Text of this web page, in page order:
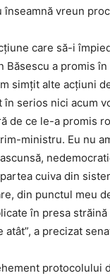
vreun
care să-i
a promis
simțit alte acțiuni
serios nici acum
de ce le-a promis
ministru. Eu nu
cuiva din
din punctul meu
în presa
a precizat
protocolului